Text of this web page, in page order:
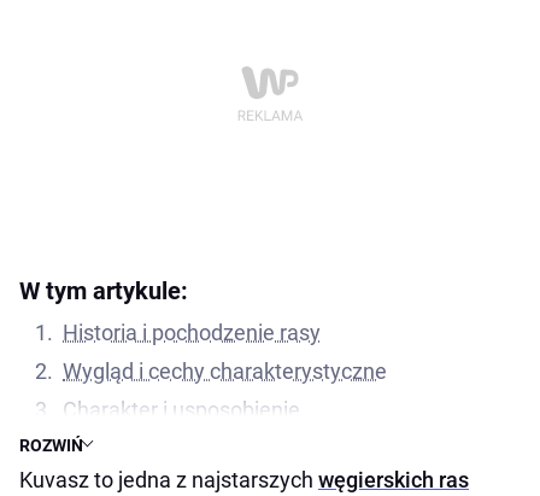
W tym artykule:
ROZWIŃ
Historia i pochodzenie rasy
Wygląd i cechy charakterystyczne
Charakter i usposobienie
Czego potrzebuje kuvasz, żeby czuć się
dobrze?
Kuvasz to jedna z najstarszych węgierskich ras